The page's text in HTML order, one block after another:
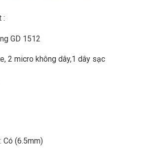
:
GD 1512
2 micro không dây,1 dây sạc
Có (6.5mm)